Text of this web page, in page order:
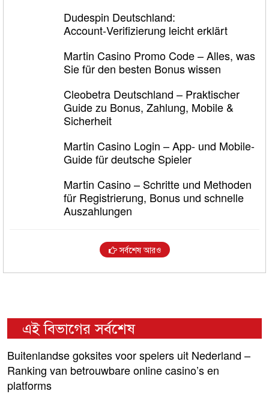
Dudespin Deutschland:
Account‑Verifizierung leicht erklärt
Martin Casino Promo Code – Alles, was
Sie für den besten Bonus wissen
Cleobetra Deutschland – Praktischer
Guide zu Bonus, Zahlung, Mobile &
Sicherheit
Martin Casino Login – App- und Mobile-
Guide für deutsche Spieler
Martin Casino – Schritte und Methoden
für Registrierung, Bonus und schnelle
Auszahlungen
সর্বশেষ আরও
এই বিভাগের সর্বশেষ
Buitenlandse goksites voor spelers uit Nederland –
Ranking van betrouwbare online casino’s en
platforms